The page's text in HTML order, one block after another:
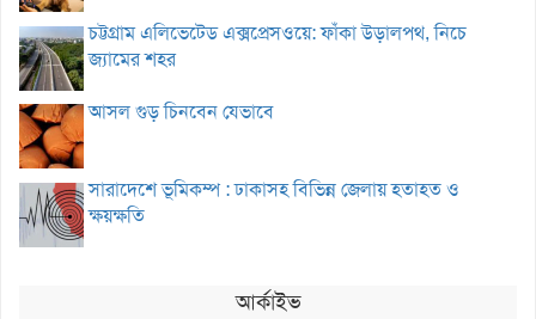
চট্টগ্রাম এলিভেটেড এক্সপ্রেসওয়ে: ফাঁকা উড়ালপথ, নিচে
জ্যামের শহর
আসল গুড় চিনবেন যেভাবে
সারাদেশে ভূমিকম্প : ঢাকাসহ বিভিন্ন জেলায় হতাহত ও
ক্ষয়ক্ষতি
আর্কাইভ